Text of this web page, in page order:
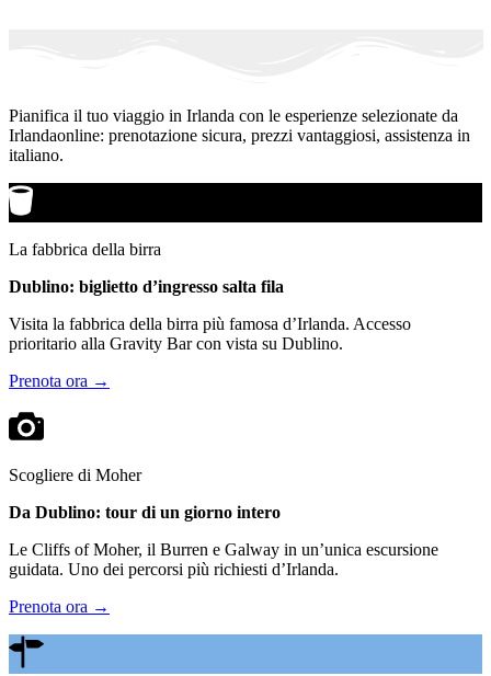
Pianifica il tuo viaggio in Irlanda con le esperienze selezionate da
Irlandaonline: prenotazione sicura, prezzi vantaggiosi, assistenza in
italiano.
La fabbrica della birra
Dublino: biglietto d’ingresso salta fila
Visita la fabbrica della birra più famosa d’Irlanda. Accesso
prioritario alla Gravity Bar con vista su Dublino.
Prenota ora →
Scogliere di Moher
Da Dublino: tour di un giorno intero
Le Cliffs of Moher, il Burren e Galway in un’unica escursione
guidata. Uno dei percorsi più richiesti d’Irlanda.
Prenota ora →